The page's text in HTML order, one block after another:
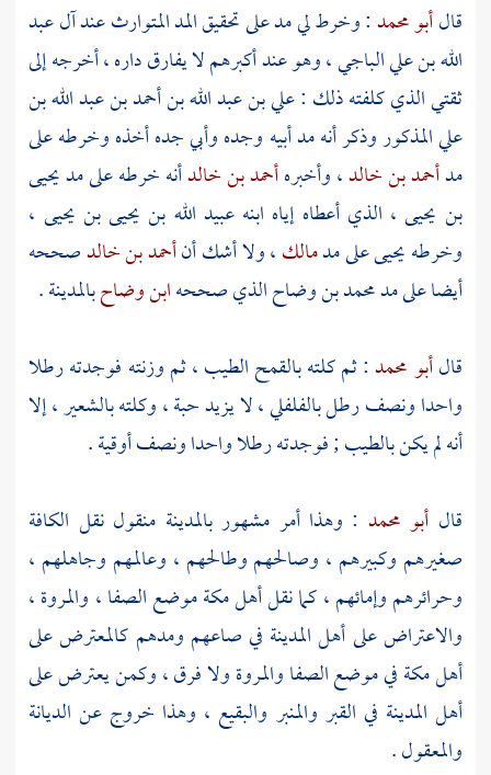
قالأبو محمد: وخرط لي مد على تحقيق المد المتوارث عند آلعبد
الله بن علي الباجي، وهو عند أكبرهم لا يفارق داره ، أخرجه إلى
ثقتي الذي كلفته ذلك :علي بن عبد الله بن أحمد بن عبد الله بن
عليالمذكور وذكر أنه مد أبيه وجده وأبي جده أخذه وخرطه على
مدأحمد بن خالد، وأخبرهأحمد بن خالدأنه خرطه على مديحيى
بن يحيى ، الذي أعطاه إياه ابنهعبيد الله بن يحيى بن يحيى ،
وخرطهيحيىعلى مدمالك، ولا أشك أنأحمد بن خالدصححه
أيضا على مدمحمد بن وضاحالذي صححهابن وضاحبالمدينة.
قالأبو محمد: ثم كلته بالقمح الطيب ، ثم وزنته فوجدته رطلا
واحدا ونصف رطل بالفلفلي ، لا يزيد حبة ، وكلته بالشعير ، إلا
أنه لم يكن بالطيب ; فوجدته رطلا واحدا ونصف أوقية .
قال أبو محمد : وهذا أمر مشهوربالمدينة منقول نقل الكافة
صغيرهم وكبيرهم ، وصالحهم وطالحهم ، وعالمهم وجاهلهم ،
وحرائرهم وإمائهم ، كما نقل أهلمكةموضعالصفا، والمروة،
والاعتراض على أهلالمدينة في صاعهم ومدهم كالمعترض على
أهلمكةفي موضعالصفاوالمروةولا فرق ، وكمن يعترض على
أهل المدينة في القبر والمنبر والبقيع ، وهذا خروج عن الديانة
والمعقول .